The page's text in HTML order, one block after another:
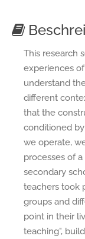
This research
experiences
understand
different
that the
conditioned
we operate,
processes of
secondary
teachers took
groups and
point in their
teaching",